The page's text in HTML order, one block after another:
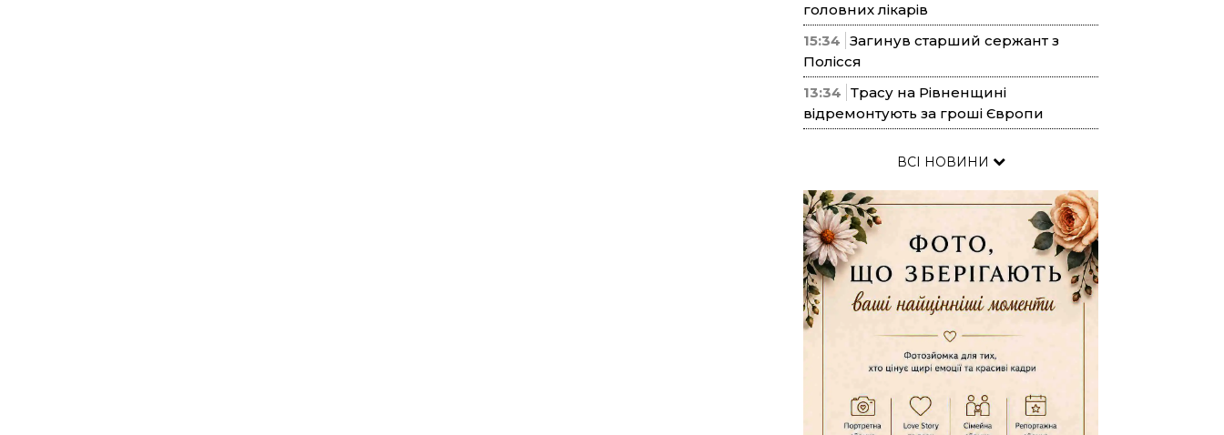
головних лікарів
15:34 Загинув старший сержант з
Полісся
13:34 Трасу на Рівненщині
відремонтують за гроші Європи
ВСІ НОВИНИ